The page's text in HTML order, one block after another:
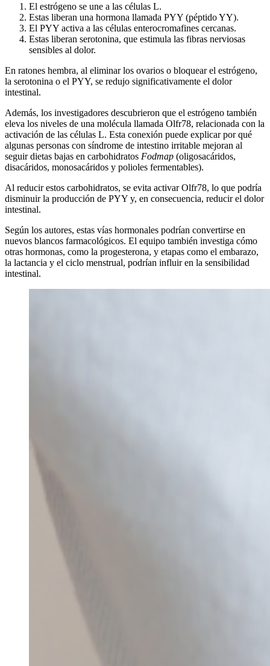
El estrógeno se une a las células L.
Estas liberan una hormona llamada PYY (péptido YY).
El PYY activa a las células enterocromafines cercanas.
Estas liberan serotonina, que estimula las fibras nerviosas
sensibles al dolor.
En ratones hembra, al eliminar los ovarios o bloquear el estrógeno,
la serotonina o el PYY, se redujo significativamente el dolor
intestinal.
Además, los investigadores descubrieron que el estrógeno también
eleva los niveles de una molécula llamada Olfr78, relacionada con la
activación de las células L. Esta conexión puede explicar por qué
algunas personas con síndrome de intestino irritable mejoran al
seguir dietas bajas en carbohidratos Fodmap (oligosacáridos,
disacáridos, monosacáridos y polioles fermentables).
Al reducir estos carbohidratos, se evita activar Olfr78, lo que podría
disminuir la producción de PYY y, en consecuencia, reducir el dolor
intestinal.
Según los autores, estas vías hormonales podrían convertirse en
nuevos blancos farmacológicos. El equipo también investiga cómo
otras hormonas, como la progesterona, y etapas como el embarazo,
la lactancia y el ciclo menstrual, podrían influir en la sensibilidad
intestinal.